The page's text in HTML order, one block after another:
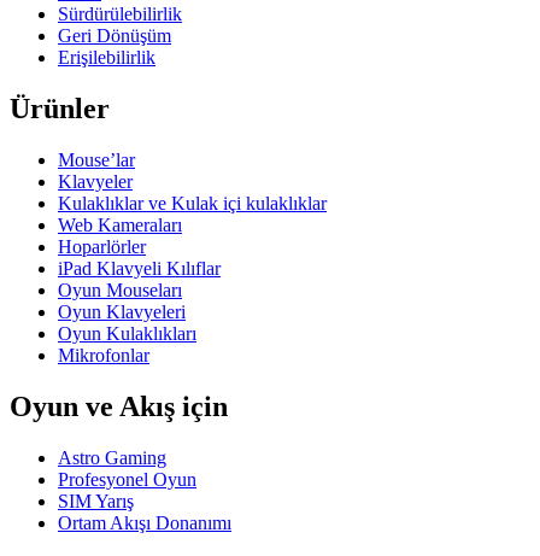
Sürdürülebilirlik
Geri Dönüşüm
Erişilebilirlik
Ürünler
Mouse’lar
Klavyeler
Kulaklıklar ve Kulak içi kulaklıklar
Web Kameraları
Hoparlörler
iPad Klavyeli Kılıflar
Oyun Mouseları
Oyun Klavyeleri
Oyun Kulaklıkları
Mikrofonlar
Oyun ve Akış için
Astro Gaming
Profesyonel Oyun
SIM Yarış
Ortam Akışı Donanımı